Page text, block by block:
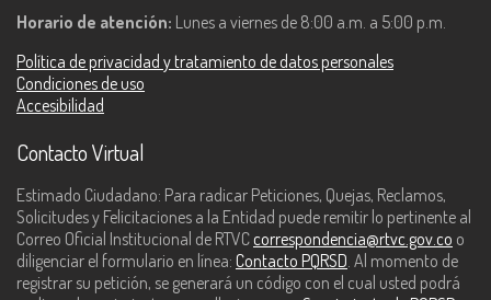
Horario de atención: Lunes a viernes de 8:00 a.m. a 5:00 p.m.
Política de privacidad y tratamiento de datos personales
Condiciones de uso
Accesibilidad
Contacto Virtual
Estimado Ciudadano: Para radicar Peticiones, Quejas, Reclamos,
Solicitudes y Felicitaciones a la Entidad puede remitir lo pertinente al
Correo Oficial Institucional de RTVC correspondencia@rtvc.gov.co o
diligenciar el formulario en línea: Contacto PQRSD. Al momento de
registrar su petición, se generará un código con el cual usted podrá